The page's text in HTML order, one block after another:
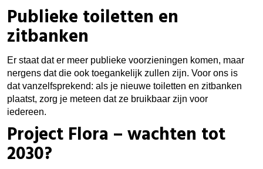
Publieke toiletten en
zitbanken
Er staat dat er meer publieke voorzieningen komen, maar
nergens dat die ook toegankelijk zullen zijn. Voor ons is
dat vanzelfsprekend: als je nieuwe toiletten en zitbanken
plaatst, zorg je meteen dat ze bruikbaar zijn voor
iedereen.
Project Flora – wachten tot
2030?